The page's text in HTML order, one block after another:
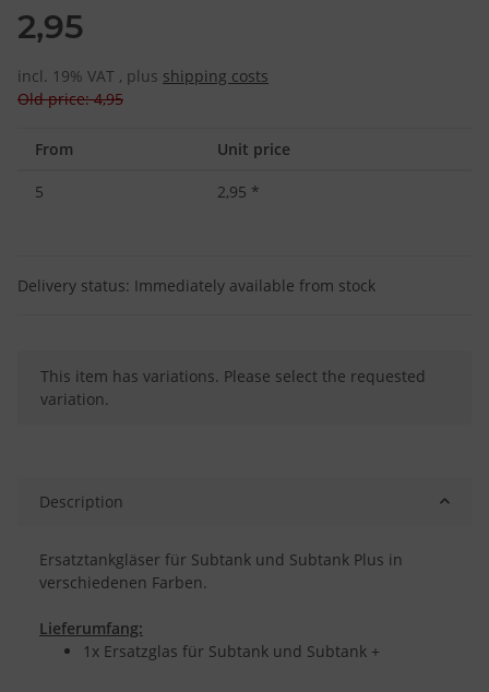
2,95
incl. 19% VAT , plus shipping costs
Old price: 4,95
From Unit price
5 2,95 *
Delivery status: Immediately available from stock
x
This item has variations. Please select the requested
variation.
Description
Ersatztankgläser für Subtank und Subtank Plus in
verschiedenen Farben.
Lieferumfang:
1x Ersatzglas für Subtank und Subtank +